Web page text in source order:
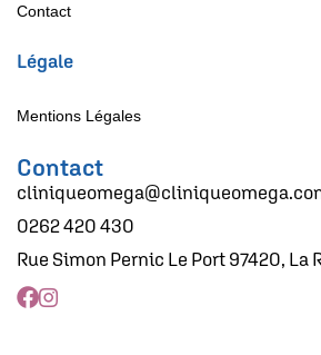
Contact
Légale
Mentions Légales
Contact
0262 420 430
Rue Simon Pernic Le Port 97420, La